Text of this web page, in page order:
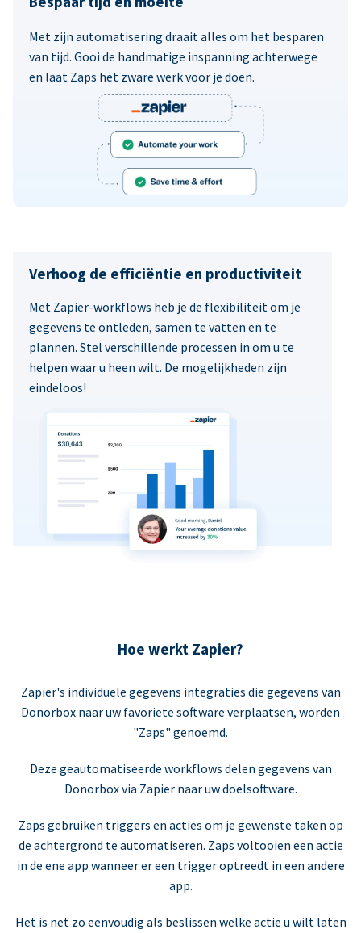
Met zijn automatisering draait alles om het besparen
van tijd. Gooi de handmatige inspanning achterwege
en laat Zaps het zware werk voor je doen.
Verhoog de efficiëntie en productiviteit
Met Zapier-workflows heb je de flexibiliteit om je
gegevens te ontleden, samen te vatten en te
plannen. Stel verschillende processen in om u te
helpen waar u heen wilt. De mogelijkheden zijn
eindeloos!
Hoe werkt Zapier?
Zapier's individuele gegevens integraties die gegevens van
Donorbox naar uw favoriete software verplaatsen, worden
"Zaps" genoemd.
Deze geautomatiseerde workflows delen gegevens van
Donorbox via Zapier naar uw doelsoftware.
Zaps gebruiken triggers en acties om je gewenste taken op
de achtergrond te automatiseren. Zaps voltooien een actie
in de ene app wanneer er een trigger optreedt in een andere
app.
Het is net zo eenvoudig als beslissen welke actie u wilt laten